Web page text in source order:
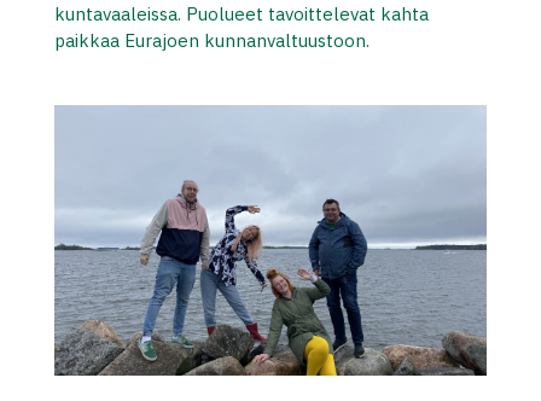
kuntavaaleissa. Puolueet tavoittelevat kahta
paikkaa Eurajoen kunnanvaltuustoon.